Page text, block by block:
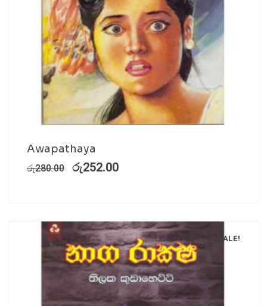
Awapathaya
රු280.00 රු252.00
SALE!